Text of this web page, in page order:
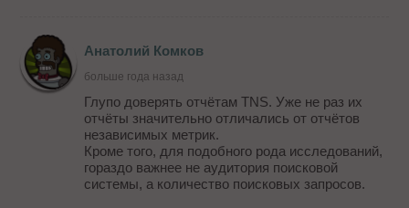
Анатолий Комков
больше года назад
Глупо доверять отчётам TNS. Уже не раз их
отчёты значительно отличались от отчётов
независимых метрик.
Кроме того, для подобного рода исследований,
гораздо важнее не аудитория поисковой
системы, а количество поисковых запросов.